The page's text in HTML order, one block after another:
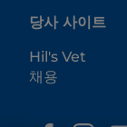
당사 사이트
Hil's Vet
채용